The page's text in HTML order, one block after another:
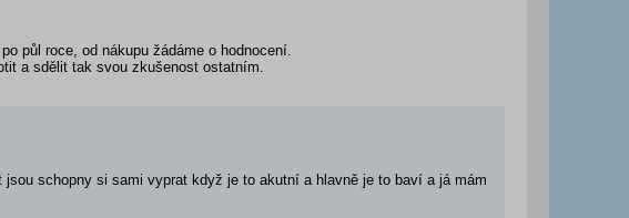
půl roce, od nákupu žádáme o hodnocení.
a sdělit tak svou zkušenost ostatním.
schopny si sami vyprat když je to akutní a hlavně je to baví a já mám